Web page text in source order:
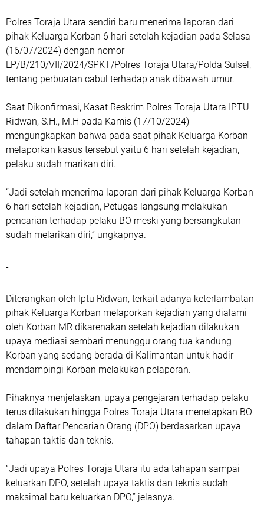
Polres Toraja Utara sendiri baru menerima laporan dari
pihak Keluarga Korban 6 hari setelah kejadian pada Selasa
(16/07/2024) dengan nomor
LP/B/210/VII/2024/SPKT/Polres Toraja Utara/Polda Sulsel,
tentang perbuatan cabul terhadap anak dibawah umur.
Saat Dikonfirmasi, Kasat Reskrim Polres Toraja Utara IPTU
Ridwan, S.H., M.H pada Kamis (17/10/2024)
mengungkapkan bahwa pada saat pihak Keluarga Korban
melaporkan kasus tersebut yaitu 6 hari setelah kejadian,
pelaku sudah marikan diri.
“Jadi setelah menerima laporan dari pihak Keluarga Korban
6 hari setelah kejadian, Petugas langsung melakukan
pencarian terhadap pelaku BO meski yang bersangkutan
sudah melarikan diri,” ungkapnya.
-
Diterangkan oleh Iptu Ridwan, terkait adanya keterlambatan
pihak Keluarga Korban melaporkan kejadian yang dialami
oleh Korban MR dikarenakan setelah kejadian dilakukan
upaya mediasi sembari menunggu orang tua kandung
Korban yang sedang berada di Kalimantan untuk hadir
mendampingi Korban melakukan pelaporan.
Pihaknya menjelaskan, upaya pengejaran terhadap pelaku
terus dilakukan hingga Polres Toraja Utara menetapkan BO
dalam Daftar Pencarian Orang (DPO) berdasarkan upaya
tahapan taktis dan teknis.
“Jadi upaya Polres Toraja Utara itu ada tahapan sampai
keluarkan DPO, setelah upaya taktis dan teknis sudah
maksimal baru keluarkan DPO,” jelasnya.